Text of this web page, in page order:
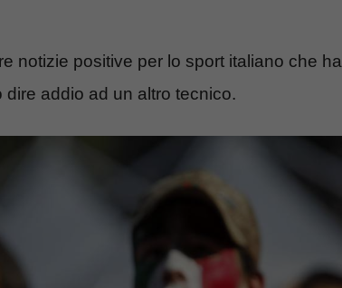
notizie positive per lo sport italiano che ha
addio ad un altro tecnico.